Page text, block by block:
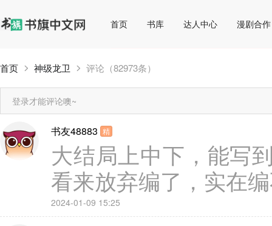
首页 书库 达人中心 漫剧合作
首页 神级龙卫 评论（82973条）
登录才能评论噢~
书友48883 精
大结局上中下，能写
看来放弃编了，实在
2024-01-09 15:25